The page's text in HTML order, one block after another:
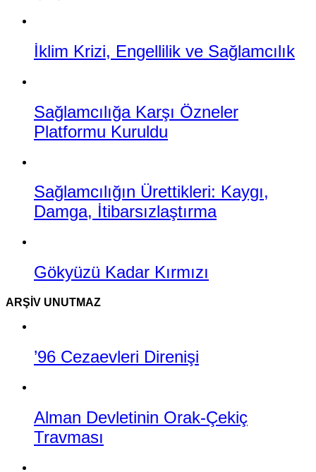
İklim Krizi, Engellilik ve Sağlamcılık
Sağlamcılığa Karşı Özneler
Platformu Kuruldu
Sağlamcılığın Ürettikleri: Kaygı,
Damga, İtibarsızlaştırma
Gökyüzü Kadar Kırmızı
ARŞIV UNUTMAZ
’96 Cezaevleri Direnişi
Alman Devletinin Orak-Çekiç
Travması